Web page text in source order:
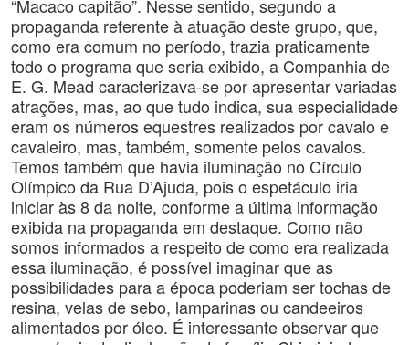
“Macaco capitão”. Nesse sentido, segundo a
propaganda referente à atuação deste grupo, que,
como era comum no período, trazia praticamente
todo o programa que seria exibido, a Companhia de
E. G. Mead caracterizava-se por apresentar variadas
atrações, mas, ao que tudo indica, sua especialidade
eram os números equestres realizados por cavalo e
cavaleiro, mas, também, somente pelos cavalos.
Temos também que havia iluminação no Círculo
Olímpico da Rua D’Ajuda, pois o espetáculo iria
iniciar às 8 da noite, conforme a última informação
exibida na propaganda em destaque. Como não
somos informados a respeito de como era realizada
essa iluminação, é possível imaginar que as
possibilidades para a época poderiam ser tochas de
resina, velas de sebo, lamparinas ou candeeiros
alimentados por óleo. É interessante observar que